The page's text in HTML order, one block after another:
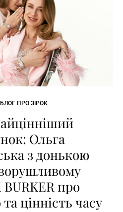
ПРО ЗІРОК
Ольга
з донькою
про
цінність часу